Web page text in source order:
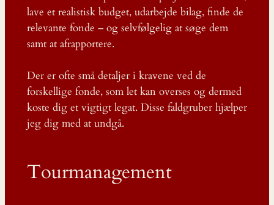
lave et realistisk budget, udarbejde bilag, finde de
relevante fonde – og selvfølgelig at søge dem
samt at afrapportere.
Der er ofte små detaljer i kravene ved de
forskellige fonde, som let kan overses og dermed
koste dig et vigtigt legat. Disse faldgruber hjælper
jeg dig med at undgå.
Tourmanagement